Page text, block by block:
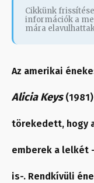
Cikkünk
információk a
mára
Az amerikai
Alicia Keys
törekedett, hogy
emberek a lelkét
is-. Rendkívüli